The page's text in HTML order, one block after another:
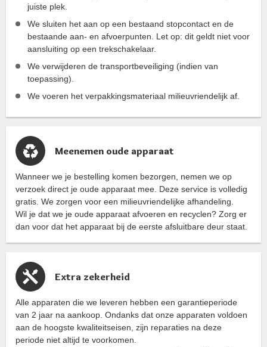
juiste plek.
We sluiten het aan op een bestaand stopcontact en de
bestaande aan- en afvoerpunten. Let op: dit geldt niet voor
aansluiting op een trekschakelaar.
We verwijderen de transportbeveiliging (indien van
toepassing).
We voeren het verpakkingsmateriaal milieuvriendelijk af.
Meenemen oude apparaat
Wanneer we je bestelling komen bezorgen, nemen we op
verzoek direct je oude apparaat mee. Deze service is volledig
gratis. We zorgen voor een milieuvriendelijke afhandeling.
Wil je dat we je oude apparaat afvoeren en recyclen? Zorg er
dan voor dat het apparaat bij de eerste afsluitbare deur staat.
Extra zekerheid
Alle apparaten die we leveren hebben een garantieperiode
van 2 jaar na aankoop. Ondanks dat onze apparaten voldoen
aan de hoogste kwaliteitseisen, zijn reparaties na deze
periode niet altijd te voorkomen.